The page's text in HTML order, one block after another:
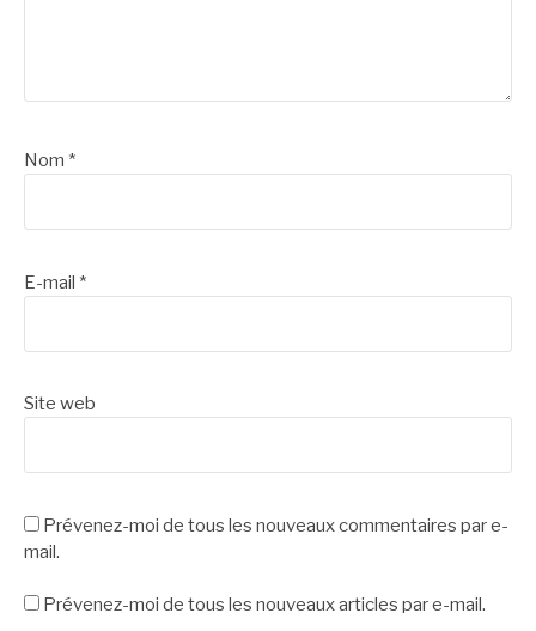
Nom *
E-mail *
Site web
Prévenez-moi de tous les nouveaux commentaires par e-
mail.
Prévenez-moi de tous les nouveaux articles par e-mail.